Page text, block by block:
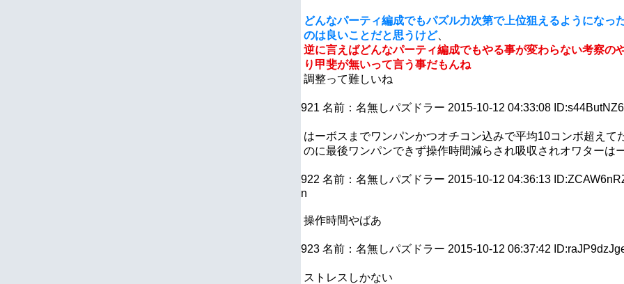
どんなパーティ編成でもパズル力次第で上位狙えるようになっ
のは良いことだと思うけど、
逆に言えばどんなパーティ編成でもやる事が変わらない考察の
り甲斐が無いって言う事だもんね
調整って難しいね
921 名前： 名無しパズドラー 2015-10-12 04:33:08
はーボスまでワンパンかつオチコン込みで平均10コンボ超えて
のに最後ワンパンできず操作時間減らされ吸収されオワターは
922 名前： 名無しパズドラー 2015-10-12 04:36:13
n
操作時間やばあ
923 名前： 名無しパズドラー 2015-10-12 06:37:42
ストレスしかない